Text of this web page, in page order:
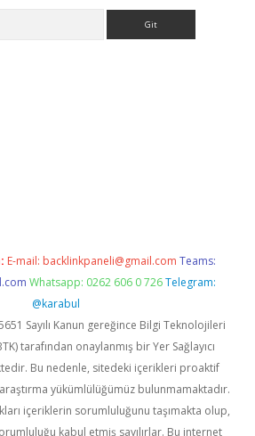
E-mail: backlinkpaneli@gmail.com Teams:
Whatsapp: 0262 606 0 726 Telegram:
@karabul
Sayılı Kanun gereğince Bilgi Teknolojileri
tarafından onaylanmış bir Yer Sağlayıcı
Bu nedenle, sitedeki içerikleri proaktif
yükümlülüğümüz bulunmamaktadır.
içeriklerin sorumluluğunu taşımakta olup,
kabul etmiş sayılırlar. Bu internet